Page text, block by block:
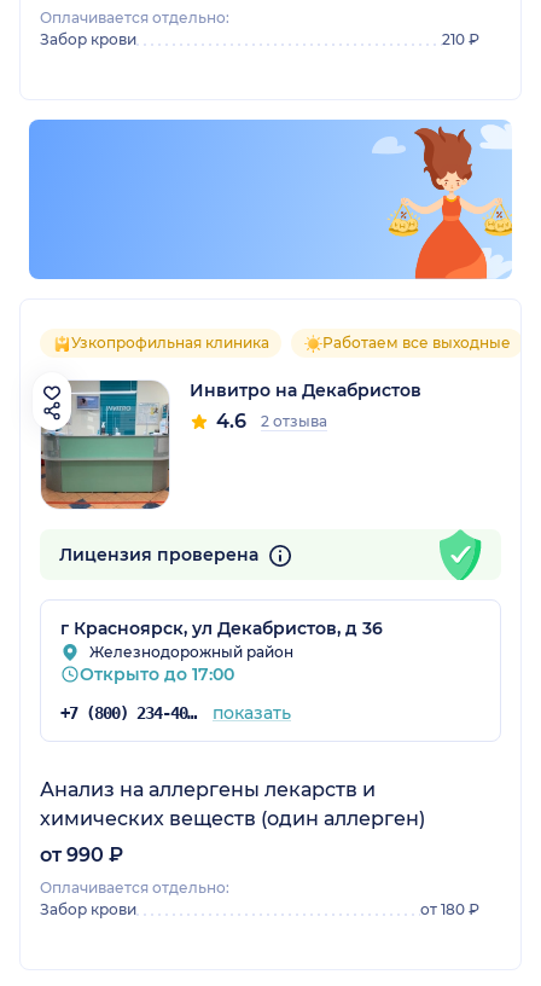
Оплачивается отдельно:
Забор крови
210 ₽
Узкопрофильная клиника Работаем все выходные
Инвитро на Декабристов
4.6 2 отзыва
Лицензия проверена
г Красноярск, ул Декабристов, д 36
Железнодорожный район
Открыто до 17:00
+7 (800) 234-40-50 показать
Анализ на аллергены лекарств и
химических веществ (один аллерген)
от 990 ₽
Оплачивается отдельно:
Забор крови
от 180 ₽